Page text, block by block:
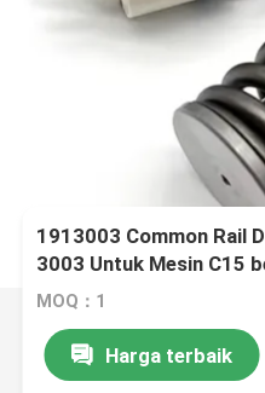
1913003 Common Rail
3003 Untuk Mesin C15
MOQ：1
Harga terbaik